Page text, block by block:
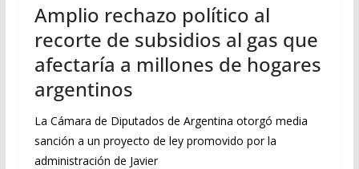
Amplio rechazo político al
recorte de subsidios al gas que
afectaría a millones de hogares
argentinos
La Cámara de Diputados de Argentina otorgó media
sanción a un proyecto de ley promovido por la
administración de Javier